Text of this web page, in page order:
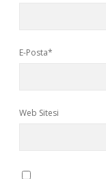
E-Posta*
Web Sitesi